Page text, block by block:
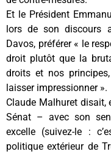
Et le Président
lors de son discours
Davos, préférer « le
droit plutôt que la
droits et nos
laisser impressionner ».
Claude Malhuret disait,
Sénat – avec son
excelle (suivez-le :
politique extérieur de